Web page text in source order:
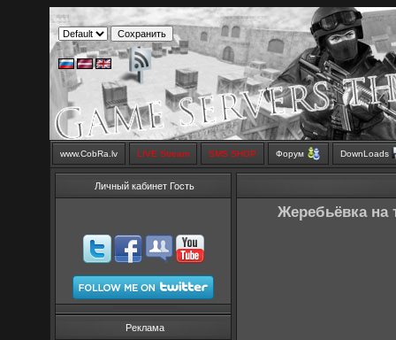
www.CobRa.lv LIVE Stream SMS SHOP Форум DownLoads
Личный кабинет Гость
Реклама
Жеребьёвка на